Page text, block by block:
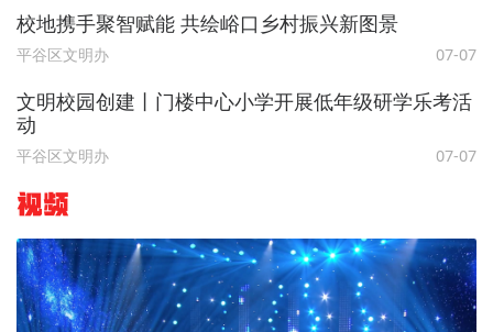
校地携手聚智赋能 共绘峪口乡村振兴新图景
平谷区文明办 07-07
文明校园创建丨门楼中心小学开展低年级研学乐考活
动
平谷区文明办 07-07
视频